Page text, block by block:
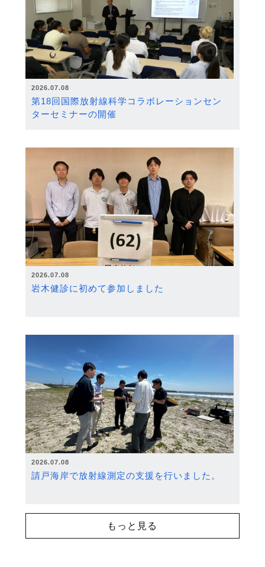
2026.07.08
第18回国際放射線科学コラボレーションセン
ターセミナーの開催
2026.07.08
岩木健診に初めて参加しました
2026.07.08
請戸海岸で放射線測定の支援を行いました。
もっと見る